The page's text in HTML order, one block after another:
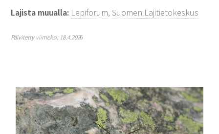
Lajista muualla: Lepiforum,Suomen Lajitietokeskus
Päivitetty viimeksi: 18.4.2026